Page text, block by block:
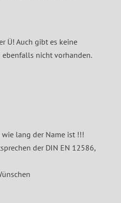
Ü! Auch gibt es keine
ebenfalls nicht vorhanden.
lang der Name ist !!!
der DIN EN 12586,